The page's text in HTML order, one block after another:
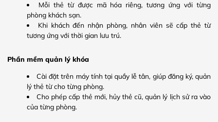
Mỗi thẻ từ được mã hóa riêng, tương ứng với từng
phòng khách sạn.
Khi khách đến nhận phòng, nhân viên sẽ cấp thẻ từ
tương ứng với thời gian lưu trú.
Phần mềm quản lý khóa
Cài đặt trên máy tính tại quầy lễ tân, giúp đăng ký, quản
lý thẻ từ cho từng phòng.
Cho phép cấp thẻ mới, hủy thẻ cũ, quản lý lịch sử ra vào
của từng phòng.